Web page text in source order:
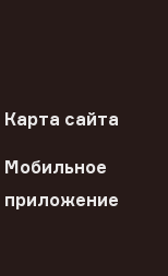
Карта сайта
Мобильное
приложение